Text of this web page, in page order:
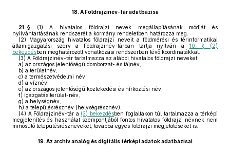
18. A Földrajzinév-tár adatbázisa
21. § (1) A hivatalos földrajzi nevek megállapításának módját és
nyilvántartásának rendszerét a kormány rendeletben határozza meg.
(2) Magyarország hivatalos földrajzi neveit a földmérési és térinformatikai
államigazgatási szerv a Földrajzinév-tárban tartja nyilván a 10. § (2)
bekezdésben meghatározott vonatkozási rendszerben lévő koordinátákkal.
(3) A Földrajzinév-tár tartalmazza az alábbi hivatalos földrajzi neveket:
a) az országos jelentőségű domborzat- és tájnév,
b) a területnév,
c) a természetvédelmi név,
d) a víznév,
e) az országos jelentőségű közlekedési és hírközlési név,
f) igazgatásiterület-név,
g) a helységnév,
h) a településrésznév (helységrésznév).
(4) A Földrajzinév-tár a (3) bekezdésben foglaltakon túl tartalmazza a térképi
megjelenítés és használat szempontjából fontos hivatalos földrajzi névnek nem
minősülő településrészneveket, továbbá egyes földrajzi megjelöléseket is.
19. Az archív analóg és digitális térképi adatok adatbázisai